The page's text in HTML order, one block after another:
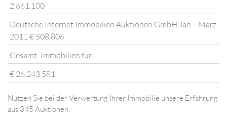
2.661.100
Deutsche Internet Immobilien Auktionen GmbH Jan. - März
2011 € 508.806
Gesamt: Immobilien für
€ 26.243.581
Nutzen Sie bei der Verwertung Ihrer Immobilie unsere Erfahrung
aus 345 Auktionen.